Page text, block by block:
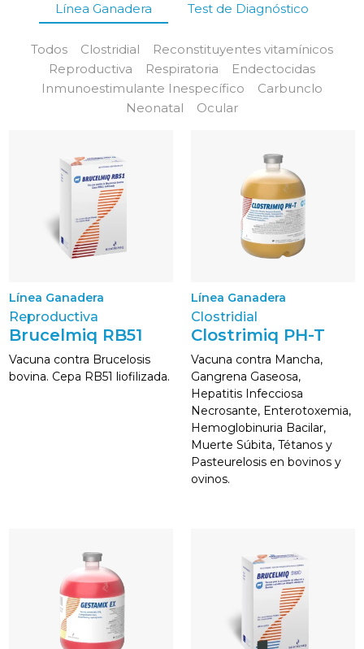
Línea Ganadera
Test de Diagnóstico
Todos Clostridial
Reconstituyentes vitamínicos
Reproductiva
Respiratoria
Endectocidas
Inmunoestimulante Inespecífico
Carbunclo
Neonatal
Ocular
Línea Ganadera
Reproductiva
Brucelmiq RB51
Vacuna contra Brucelosis
bovina. Cepa RB51 liofilizada.
Línea Ganadera
Clostridial
Clostrimiq PH-T
Vacuna contra Mancha,
Gangrena Gaseosa,
Hepatitis Infecciosa
Necrosante, Enterotoxemia,
Hemoglobinuria Bacilar,
Muerte Súbita, Tétanos y
Pasteurelosis en bovinos y
ovinos.